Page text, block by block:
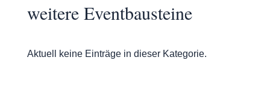
weitere Eventbausteine
Aktuell keine Einträge in dieser Kategorie.